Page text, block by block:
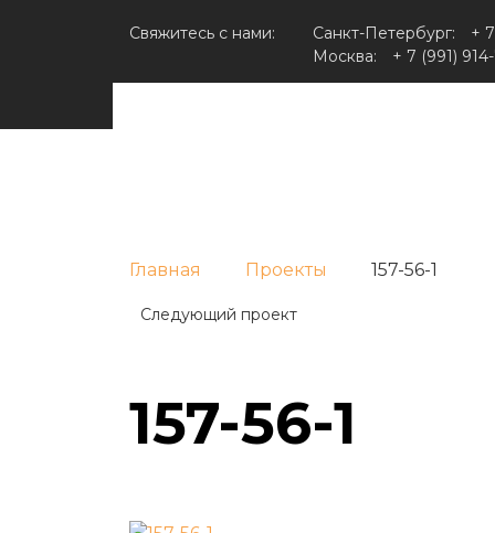
Свяжитесь с нами: Санкт-Петербург:
+
Москва:
+ 7 (991)
Главная Проекты 157-56-1
Следующий проект
157-56-1